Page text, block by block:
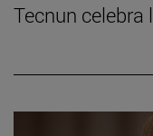
Tecnun celebra